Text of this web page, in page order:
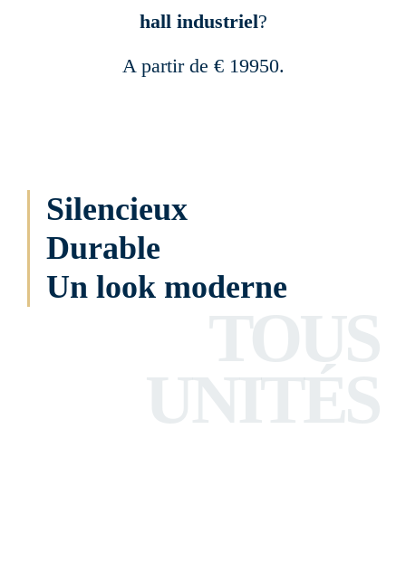
hall industriel?
A partir de € 19950.
Silencieux
Durable
Un look moderne
UNITÉS